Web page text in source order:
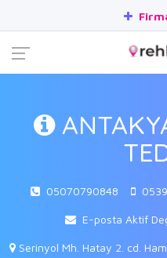
05070790848
E-posta Aktif
Serinyol Mh. Hatay 2. cd.